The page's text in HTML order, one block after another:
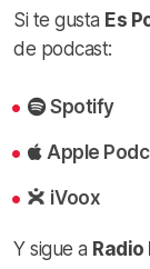
Si te gusta Es
de podcast:
Spotify
Apple
iVoox
Y sigue a